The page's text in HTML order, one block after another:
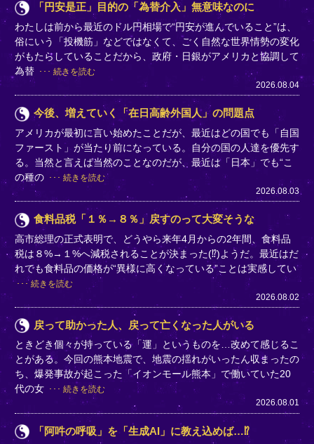
「円安是正」目的の「為替介入」無意味なのに
わたしは前から最近のドル円相場で“円安が進んでいること”は、
俗にいう「投機筋」などではなくて、ごく自然な世界情勢の変化
がもたらしていることだから、政府・日銀がアメリカと協調して
為替
続きを読む
2026.08.04
今後、増えていく「在日高齢外国人」の問題点
アメリカが最初に言い始めたことだが、最近はどの国でも「自国
ファースト」が当たり前になっている。自分の国の人達を優先す
る。当然と言えば当然のことなのだが、最近は「日本」でも“こ
の種の
続きを読む
2026.08.03
食料品税「１％→８％」戻すのって大変そうな
高市総理の正式表明で、どうやら来年4月からの2年間、食料品
税は８%→１%へ減税されることが決まった(⁉)ようだ。最近はだ
れでも食料品の価格が“異様に高くなっている”ことは実感してい
続きを読む
2026.08.02
戻って助かった人、戻って亡くなった人がいる
ときどき個々が持っている「運」というものを…改めて感じるこ
とがある。今回の熊本地震で、地震の揺れがいったん収まったの
ち、爆発事故が起こった「イオンモール熊本」で働いていた20
代の女
続きを読む
2026.08.01
「阿吽の呼吸」を「生成AI」に教え込めば…⁉